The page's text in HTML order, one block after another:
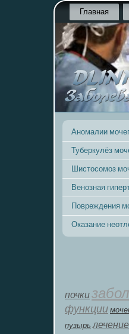
Главная
Аномалии
Туберкулёз
Шистосомоз
Венозная
Повреждения
Оказание
почки
функции
пузырь лечение